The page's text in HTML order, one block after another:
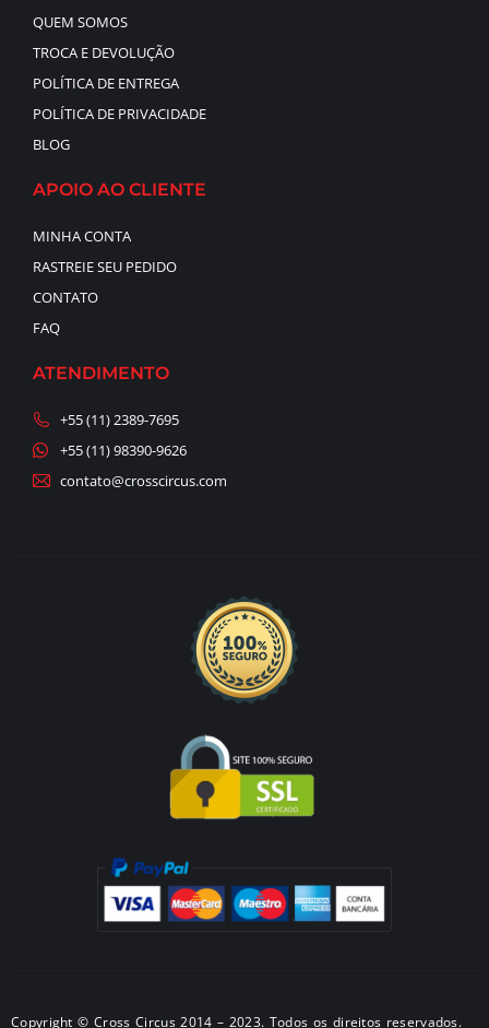
QUEM SOMOS
TROCA E DEVOLUÇÃO
POLÍTICA DE ENTREGA
POLÍTICA DE PRIVACIDADE
BLOG
APOIO AO CLIENTE
MINHA CONTA
RASTREIE SEU PEDIDO
CONTATO
FAQ
ATENDIMENTO
+55 (11) 2389-7695
+55 (11) 98390-9626
contato@crosscircus.com
Copyright © Cross Circus 2014 – 2023. Todos os direitos reservados.